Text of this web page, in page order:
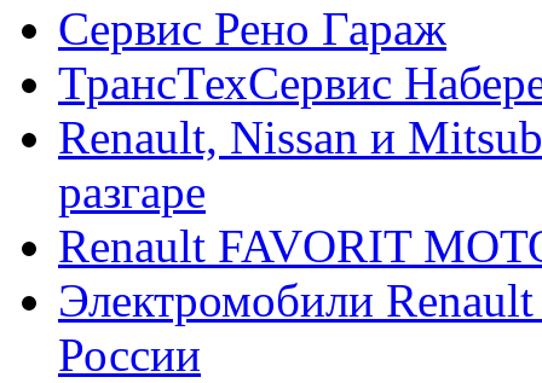
Сервис Рено Гараж
ТрансТехСервис
Renault, Nissan и
разгаре
Renault FAVORIT
Электромобили
России